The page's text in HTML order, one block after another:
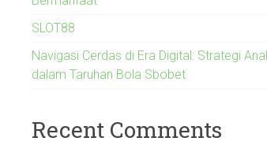
SLOT88
Navigasi Cerdas di Era Digital: Strategi
dalam Taruhan Bola Sbobet
Recent Comments